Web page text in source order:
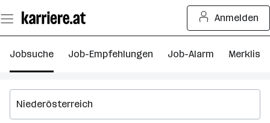
Seiteninhalt
springen
Anmelden
Jobsuche Job-Empfehlungen Job-Alarm Merkliste